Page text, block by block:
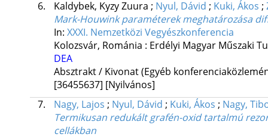
6.
Kaldybek, Kyzy Zuura ; Nyul, Dávid ; Kuki, Ákos ;
Mark-Houwink paraméterek meghatározása
In: XXXI. Nemzetközi Vegyészkonferencia
Kolozsvár, Románia : Erdélyi Magyar Műszaki
DEA
Absztrakt / Kivonat (Egyéb
[36455637] [Nyilvános]
7.
Nagy, Lajos ; Nyul, Dávid ; Kuki, Ákos ; Nagy,
Termikusan redukált grafén-oxid tartalmú
cellákban